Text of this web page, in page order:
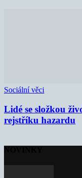
Sociální věci
Lidé se složkou
rejstříku hazardu